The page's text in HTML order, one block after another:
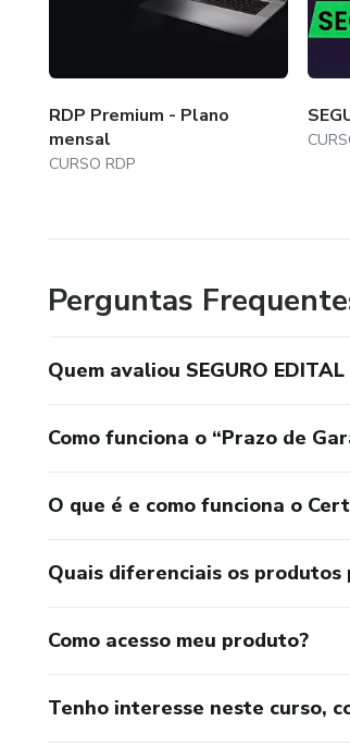
RDP Premium - Plano
mensal
CURSO RDP
Perguntas
Quem avaliou SEGURO
Como funciona o “Prazo de
O que é e como funciona o
Quais diferenciais os produtos
Como acesso meu produto?
Tenho interesse neste curso,